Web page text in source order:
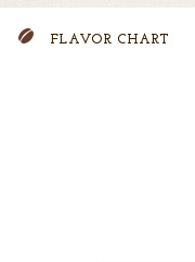
FLAVOR CHART